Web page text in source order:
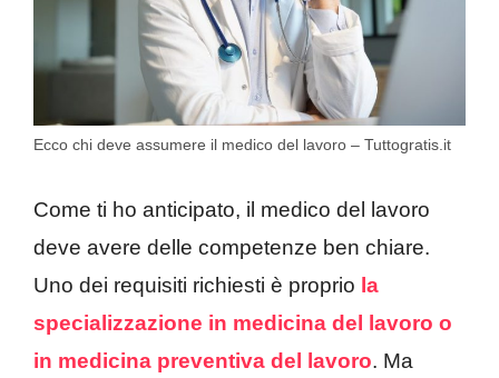
Ecco chi deve assumere il medico del lavoro – Tuttogratis.it
Come ti ho anticipato, il medico del lavoro
deve avere delle competenze ben chiare.
Uno dei requisiti richiesti è proprio la
specializzazione in medicina del lavoro o
in medicina preventiva del lavoro. Ma